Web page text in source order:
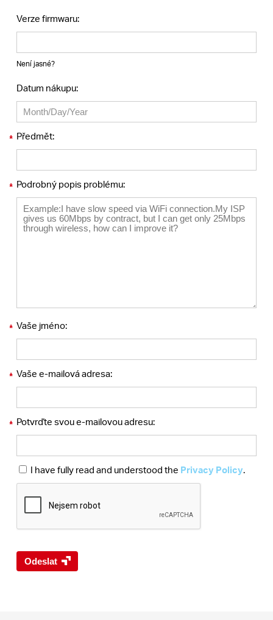
Verze firmwaru:
Není jasné?
Datum nákupu:
Předmět:
*
Podrobný popis problému:
*
Vaše jméno:
*
Vaše e-mailová adresa:
*
Potvrďte svou e-mailovou adresu:
*
I have fully read and understood the Privacy Policy.
Odeslat